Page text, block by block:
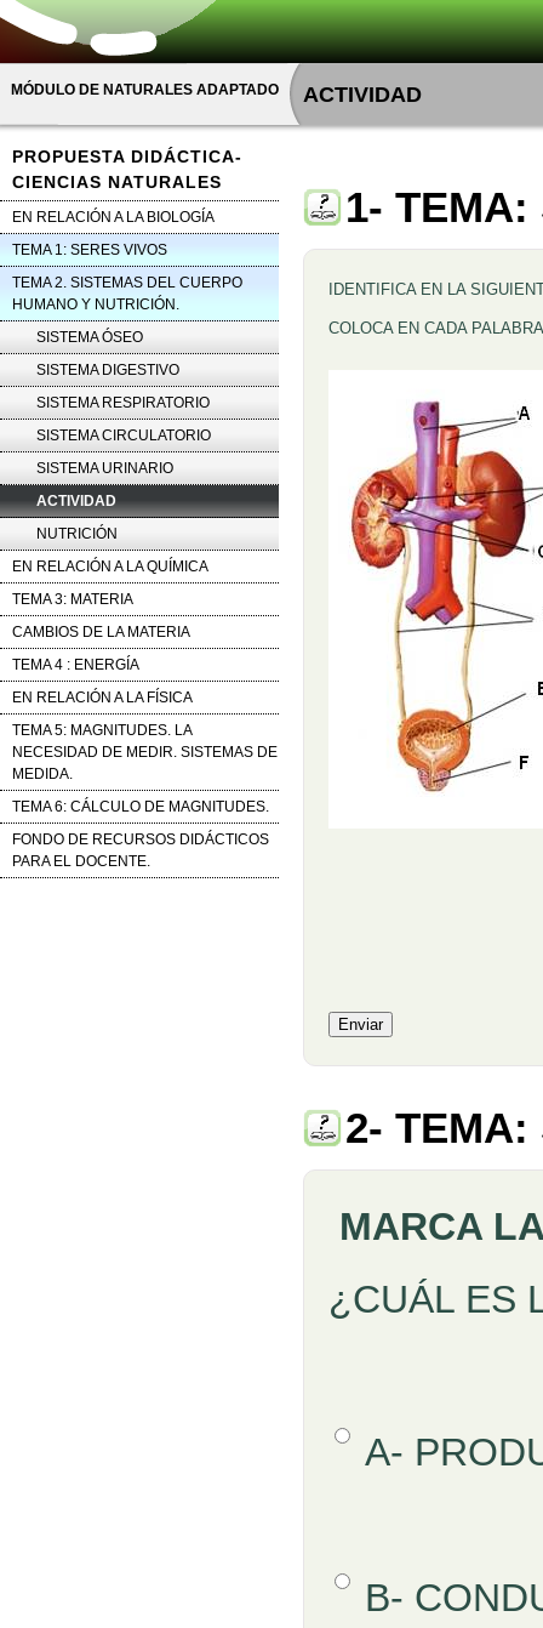
MÓDULO DE NATURALES ADAPTADO
PROPUESTA DIDÁCTICA-
CIENCIAS NATURALES
EN RELACIÓN A LA BIOLOGÍA
TEMA 1: SERES VIVOS
TEMA 2. SISTEMAS DEL CUERPO
HUMANO Y NUTRICIÓN.
SISTEMA ÓSEO
SISTEMA DIGESTIVO
SISTEMA RESPIRATORIO
SISTEMA CIRCULATORIO
SISTEMA URINARIO
ACTIVIDAD
NUTRICIÓN
EN RELACIÓN A LA QUÍMICA
TEMA 3: MATERIA
CAMBIOS DE LA MATERIA
TEMA 4 : ENERGÍA
EN RELACIÓN A LA FÍSICA
TEMA 5: MAGNITUDES. LA
NECESIDAD DE MEDIR. SISTEMAS DE
MEDIDA.
TEMA 6: CÁLCULO DE MAGNITUDES.
FONDO DE RECURSOS DIDÁCTICOS
PARA EL DOCENTE.
ACTIVIDAD
1- TEMA:
IDENTIFICA EN LA
COLOCA EN CADA
2- TEMA:
Pregunta
MARCA
¿CUÁL ES
Respuestas
Opción 1A-
Opción 2B-